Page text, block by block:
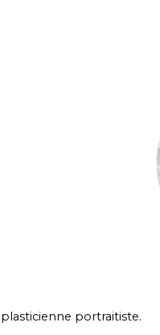
portraitiste.